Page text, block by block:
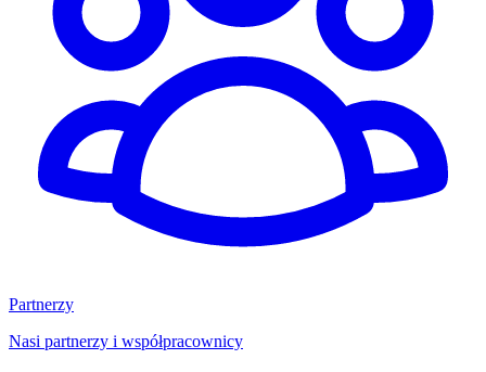
Partnerzy
Nasi partnerzy i współpracownicy